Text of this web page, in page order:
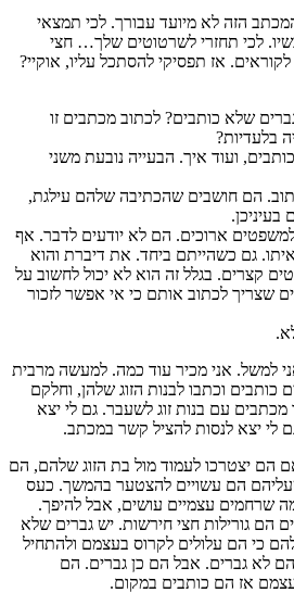
הזה לא מיועד עבורך. לכי תמצאי
לכי תחזרי לשרטוטים שלך… חצי
אז תפסיקי להסתכל עליו, אוקיי?
שלא כותבים? לכתוב מכתבים זו
בלעדיות?
ועוד איך. הבעייה נובעת משני
הם חושבים שהכתיבה שלהם עילגת,
ארוכים. הם לא יודעים לדבר. אף
גם כשהייתם ביחד. את דיברת והוא
קצרים. בגלל זה הוא לא יכול לחשוב על
שצריך לכתוב אותם כי אי אפשר לזכור
למשל. אני מכיר עוד כמה. למעשה מרבית
כותבים וכתבו לבנות הזוג שלהן, וחלקם
עם בנות זוג לשעבר. גם לי יצא
לי יצא לנסות להציל קשר במכתב.
הם יצטרכו לעמוד מול בת הזוג שלהם, הם
הם עשויים להצטער בהמשך. כעס
שרחמים עצמיים עושים, אבל להיפך.
הם גורילות חצי חירשות. יש גברים שלא
כי הם עלולים לקרוס בעצמם ולהתחיל
הם לא גברים. אבל הם כן גברים. הם
אז הם כותבים במקום.